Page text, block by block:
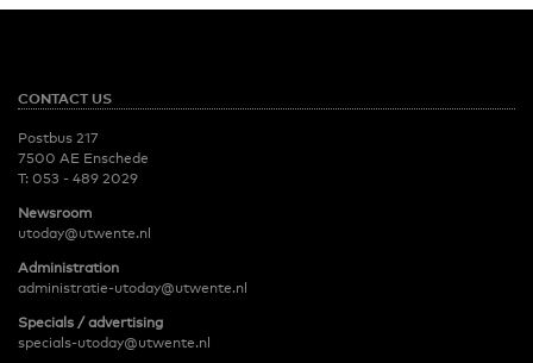
CONTACT US
Postbus 217
7500 AE Enschede
T: 053 - 489 2029
Newsroom
utoday@utwente.nl
Administration
administratie-utoday@utwente.nl
Specials / advertising
specials-utoday@utwente.nl